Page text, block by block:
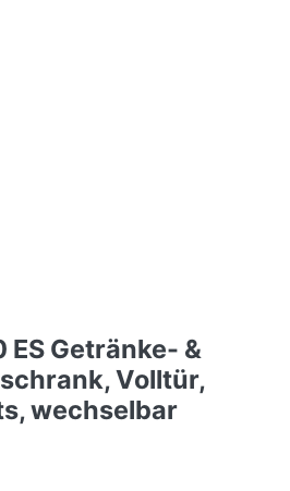
ES Getränke- &
Volltür,
wechselbar